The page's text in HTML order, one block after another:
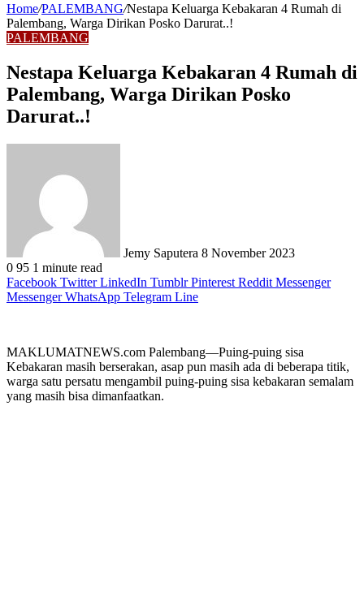
Home/PALEMBANG/Nestapa Keluarga Kebakaran 4 Rumah di
Palembang, Warga Dirikan Posko Darurat..!
PALEMBANG
Nestapa Keluarga Kebakaran 4 Rumah di
Palembang, Warga Dirikan Posko
Darurat..!
Jemy Saputera 8 November 2023
0 95 1 minute read
Facebook Twitter LinkedIn Tumblr Pinterest Reddit Messenger
Messenger WhatsApp Telegram Line
MAKLUMATNEWS.com Palembang—Puing-puing sisa
Kebakaran masih berserakan, asap pun masih ada di beberapa titik,
warga satu persatu mengambil puing-puing sisa kebakaran semalam
yang masih bisa dimanfaatkan.